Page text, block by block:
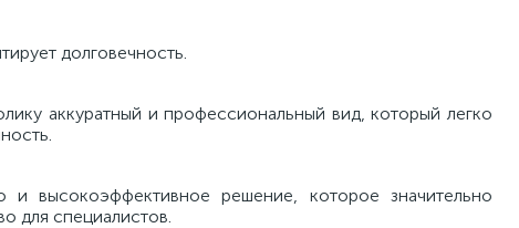
долговечность.
аккуратный и профессиональный вид, который легко
высокоэффективное решение, которое значительно
для специалистов.